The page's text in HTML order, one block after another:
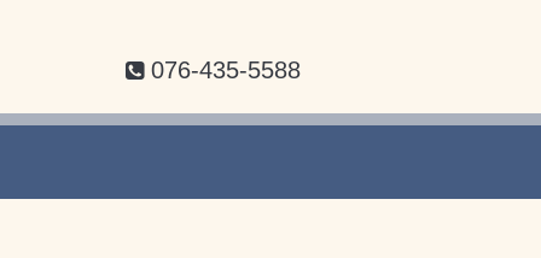
076-435-5588